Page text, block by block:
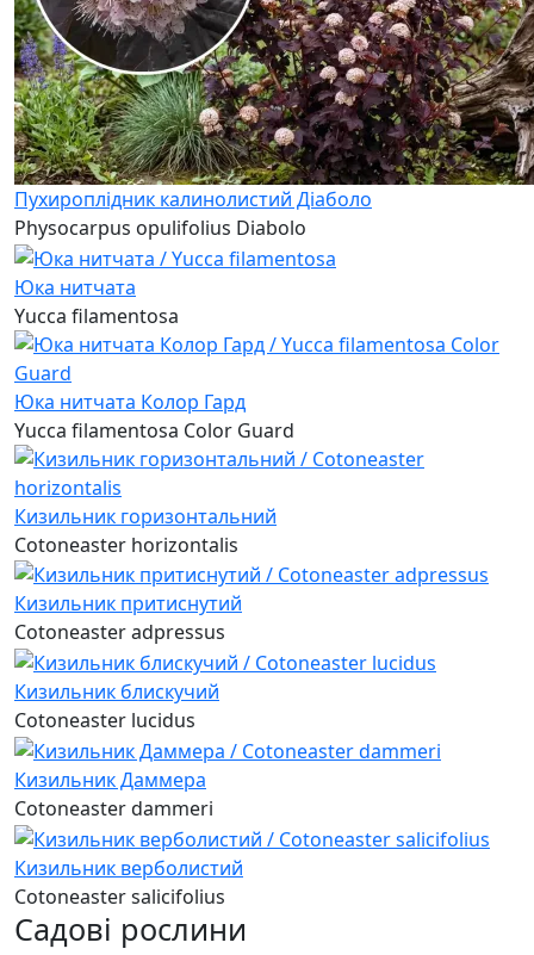
Пухироплідник калинолистий Діаболо
Physocarpus opulifolius Diabolo
Юка нитчата
Yucca filamentosa
Юка нитчата Колор Гард
Yucca filamentosa Color Guard
Кизильник горизонтальний
Cotoneaster horizontalis
Кизильник притиснутий
Cotoneaster adpressus
Кизильник блискучий
Cotoneaster lucidus
Кизильник Даммера
Cotoneaster dammeri
Кизильник верболистий
Cotoneaster salicifolius
Садові рослини